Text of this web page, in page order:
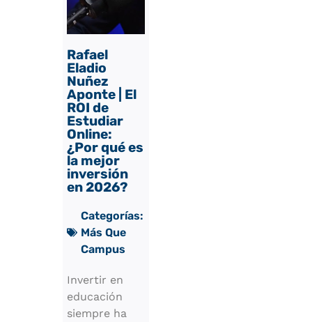
Rafael
Eladio
Nuñez
Aponte | El
ROI de
Estudiar
Online:
¿Por qué es
la mejor
inversión
en 2026?
Categorías:
Más Que
Campus
Invertir en
educación
siempre ha